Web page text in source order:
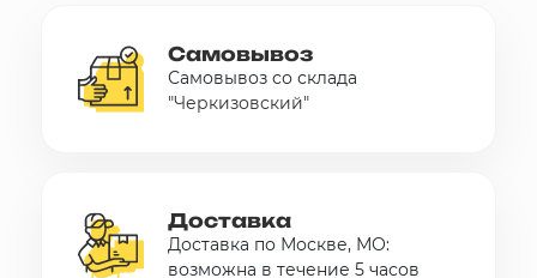
Самовывоз
Самовывоз со склада
"Черкизовский"
Доставка
Доставка по Москве, МО:
возможна в течение 5 часов